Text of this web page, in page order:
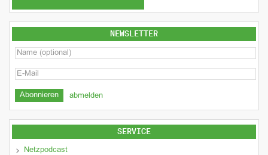
NEWSLETTER
abmelden
SERVICE
Netzpodcast